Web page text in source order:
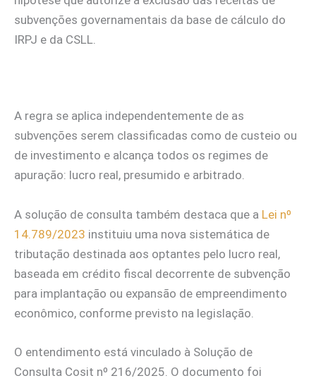
subvenções governamentais da base de cálculo do
IRPJ e da CSLL.
A regra se aplica independentemente de as
subvenções serem classificadas como de custeio ou
de investimento e alcança todos os regimes de
apuração: lucro real, presumido e arbitrado.
A solução de consulta também destaca que a Lei nº
14.789/2023 instituiu uma nova sistemática de
tributação destinada aos optantes pelo lucro real,
baseada em crédito fiscal decorrente de subvenção
para implantação ou expansão de empreendimento
econômico, conforme previsto na legislação.
O entendimento está vinculado à Solução de
Consulta Cosit nº 216/2025. O documento foi